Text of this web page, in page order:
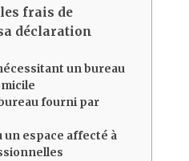
frais de
déclaration
un bureau
fourni par
un espace affecté à